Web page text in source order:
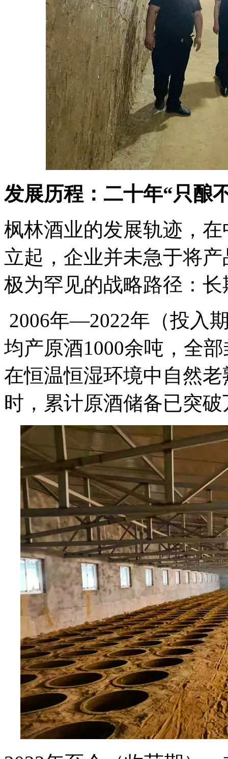
发展历程：二十年“只酿
枫林酒业的发展轨迹，
立起，企业并未急于将
极为罕见的战略路径：
2006年—2022年（投入
均产原酒1000余吨，全
在恒温恒湿环境中自然
时，累计原酒储备已突